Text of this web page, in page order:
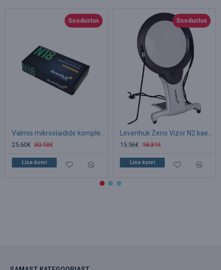
Soodustus
25.60€ 30.13€
Lisa korvi
Soodustus
15.56€ 18.31€
Lisa korvi